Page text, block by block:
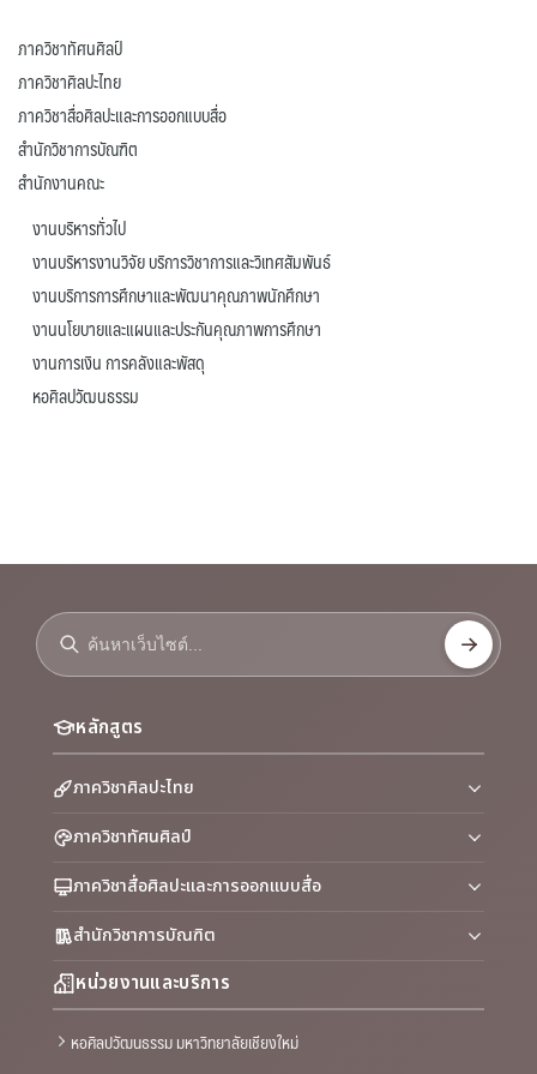
ภาควิชาทัศนศิลป์
ภาควิชาศิลปะไทย
ภาควิชาสื่อศิลปะและการออกแบบสื่อ
สำนักวิชาการบัณฑิต
สำนักงานคณะ
งานบริหารทั่วไป
งานบริหารงานวิจัย บริการวิชาการและวิเทศสัมพันธ์
งานบริการการศึกษาและพัฒนาคุณภาพนักศึกษา
งานนโยบายและแผนและประกันคุณภาพการศึกษา
งานการเงิน การคลังและพัสดุ
หอศิลปวัฒนธรรม
หลักสูตร
ภาควิชาศิลปะไทย
ภาควิชาทัศนศิลป์
ภาควิชาสื่อศิลปะและการออกแบบสื่อ
สำนักวิชาการบัณฑิต
หน่วยงานและบริการ
หอศิลปวัฒนธรรม มหาวิทยาลัยเชียงใหม่